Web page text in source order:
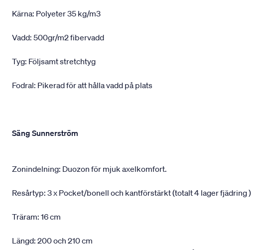
Kärna: Polyeter 35 kg/m3
Vadd: 500gr/m2 fibervadd
Tyg: Följsamt stretchtyg
Fodral: Pikerad för att hålla vadd på plats
Säng Sunnerström
Zonindelning: Duozon för mjuk axelkomfort.
Resårtyp: 3 x Pocket/bonell och kantförstärkt (totalt 4 lager fjädring )
Träram: 16 cm
Längd: 200 och 210 cm